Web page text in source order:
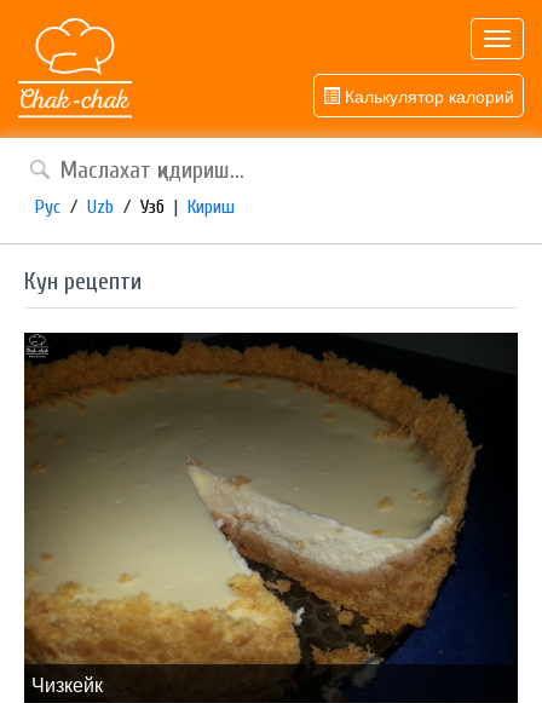
Калькулятор калорий
Рус / Uzb / Узб | Кириш
Кун рецепти
Чизкейк